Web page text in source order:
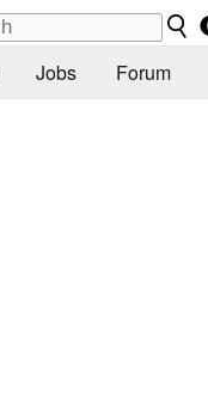
Jobs Forum